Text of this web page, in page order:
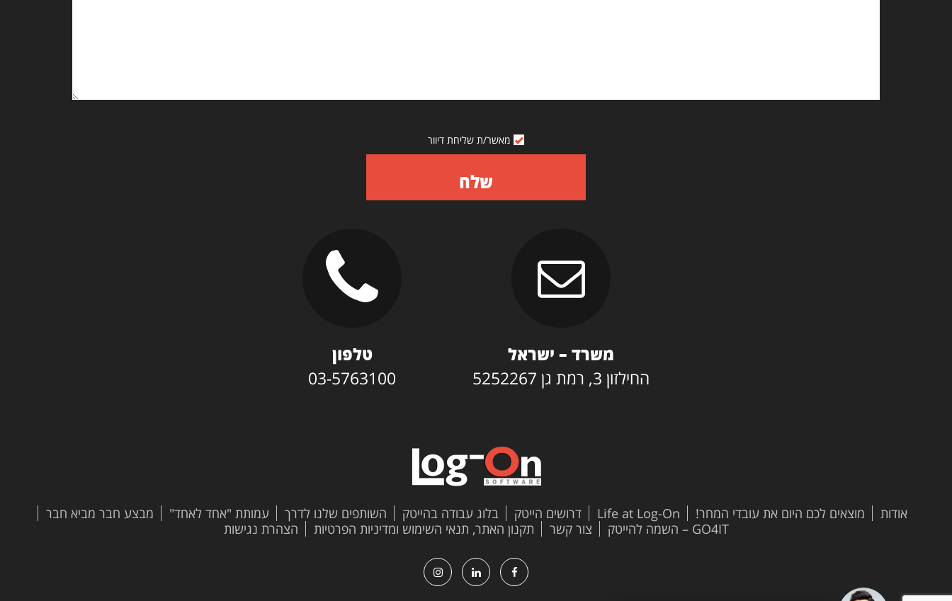
מאשר/ת שליחת דיוור
שלח
משרד – ישראל
החילזון 3, רמת גן 5252267
טלפון
03-5763100
אודות מוצאים לכם היום את עובדי המחר! Life at Log-On דרושים הייטק בלוג עבודה בהייטק השותפים שלנו לדרך עמותת "אחד לאחד"
מבצע חבר מביא חבר
GO4IT – השמה להייטק
צור קשר תקנון האתר, תנאי השימוש ומדיניות הפרטיות הצהרת נגישות